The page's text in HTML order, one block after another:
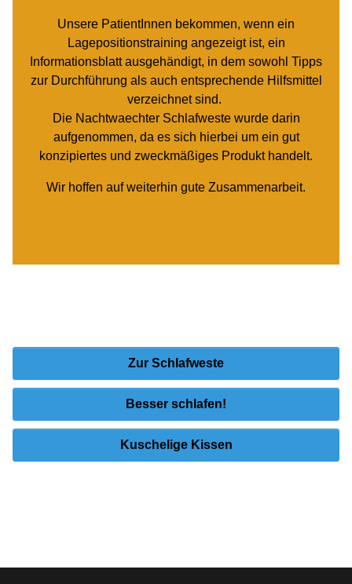
Zur Schlafweste
Besser schlafen!
Kuschelige Kissen
Nachtwaechter Schlafprodukte GmbH & Co. KG
Hindenburgstraße 14
88499 Riedlingen
Gesetzliche Informationen